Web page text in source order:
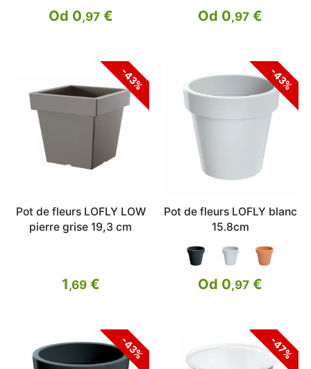
Od 0,97€ Od 0,97 €
-43%
Pot de fleurs LOFLY LOW
pierre grise 19,3 cm
1,69€
-43%
Pot de fleurs LOFLY blanc
15.8cm
Od 0,97 €
-43% -47%